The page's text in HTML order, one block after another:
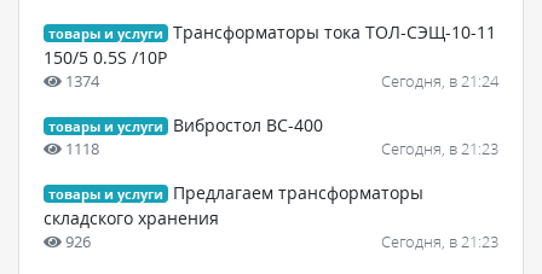
товары и услуги
Трансформаторы тока ТОЛ-СЭЩ-10-11
150/5 0.5S /10Р
1374 Сегодня, в 21:24
товары и услуги Вибростол ВC-400
1118 Сегодня, в 21:23
товары и услуги
Предлагаем трансформаторы
складского хранения
926 Сегодня, в 21:23